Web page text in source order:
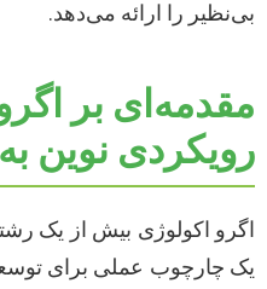
بی‌نظیر را ارائه می‌دهد.
مقدمه‌ای بر
رویکردی نوین
اگرو اکولوژی بیش از یک
یک چارچوب عملی برای